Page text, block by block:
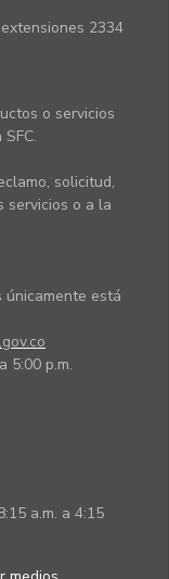
2334
o servicios
solicitud,
servicios o a la
únicamente está
5:00 p.m.
a.m. a 4:15